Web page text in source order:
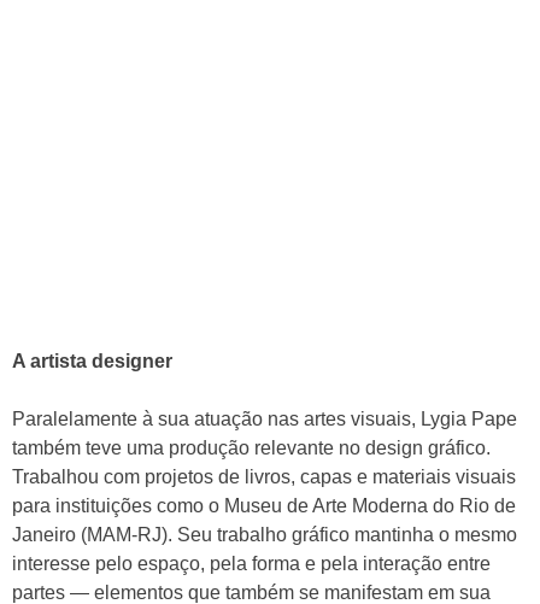
A artista designer
Paralelamente à sua atuação nas artes visuais, Lygia Pape
também teve uma produção relevante no design gráfico.
Trabalhou com projetos de livros, capas e materiais visuais
para instituições como o Museu de Arte Moderna do Rio de
Janeiro (MAM-RJ). Seu trabalho gráfico mantinha o mesmo
interesse pelo espaço, pela forma e pela interação entre
partes — elementos que também se manifestam em sua